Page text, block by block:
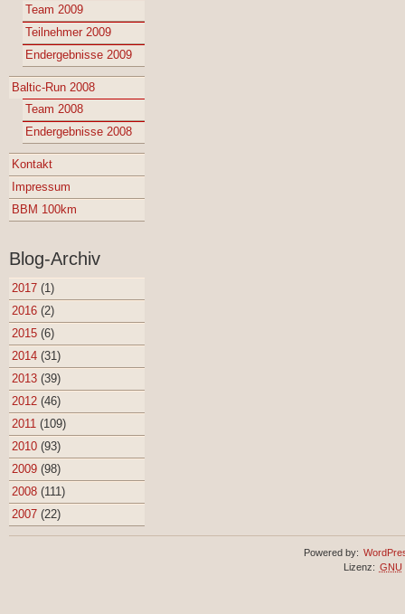
Team 2009
Teilnehmer 2009
Endergebnisse 2009
Baltic-Run 2008
Team 2008
Endergebnisse 2008
Kontakt
Impressum
BBM 100km
Blog-Archiv
2017 (1)
2016 (2)
2015 (6)
2014 (31)
2013 (39)
2012 (46)
2011 (109)
2010 (93)
2009 (98)
2008 (111)
2007 (22)
Powered by:
Lizenz: GNU